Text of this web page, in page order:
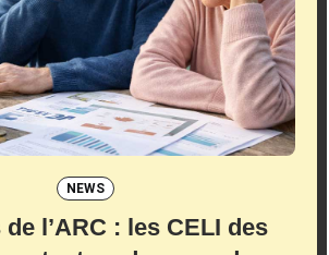
NEWS
l’ARC : les CELI des